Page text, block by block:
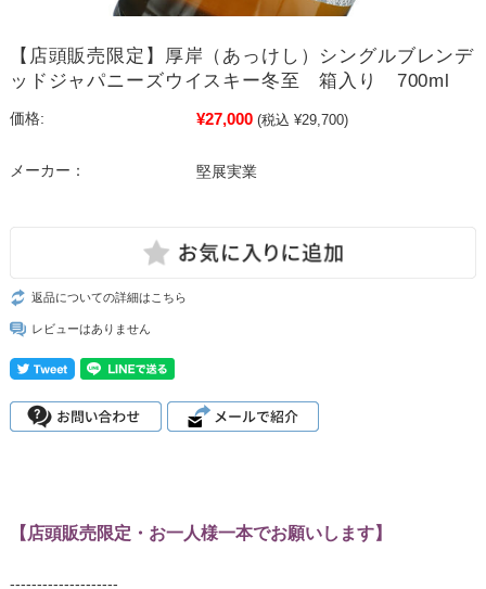
【店頭販売限定】厚岸（あっけし）シングルブレンデ
ッドジャパニーズウイスキー冬至 箱入り 700ml
価格: ¥27,000 (税込 ¥29,700)
メーカー： 堅展実業
返品についての詳細はこちら
レビューはありません
【店頭販売限定・お一人様一本でお願いします】
--------------------